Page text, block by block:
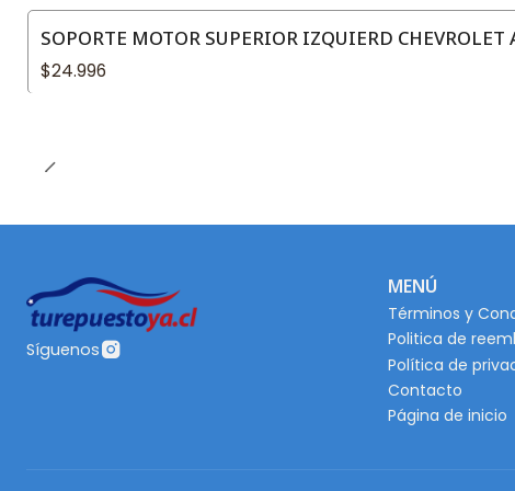
SOPORTE MOTOR SUPERIOR IZQUIERD
$24.996
Síguenos
MENÚ
Términos y
Politica de
Política de
Contacto
Página de inicio